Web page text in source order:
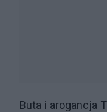
Buta i arogancja